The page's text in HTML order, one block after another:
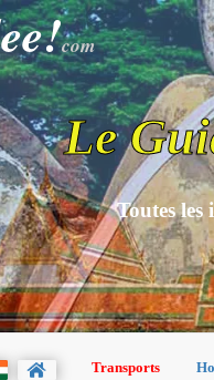
com
Le
Toutes
Transports